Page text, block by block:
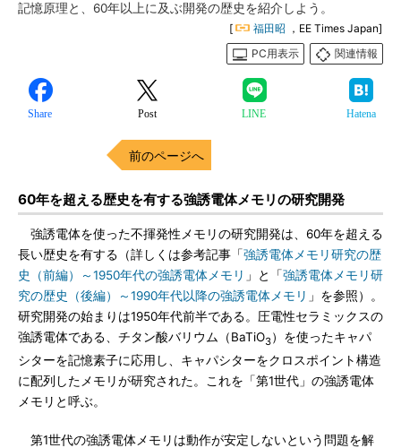
記憶原理と、60年以上に及ぶ開発の歴史を紹介しよう。
[ 福田昭 ，EE Times Japan]
PC用表示
関連情報
Share Post LINE Hatena
前のページへ
60年を超える歴史を有する強誘電体メモリの研究開発
強誘電体を使った不揮発性メモリの研究開発は、60年を超える
長い歴史を有する（詳しくは参考記事「強誘電体メモリ研究の歴
史（前編）～1950年代の強誘電体メモリ 」と「強誘電体メモリ研
究の歴史（後編）～1990年代以降の強誘電体メモリ 」を参照）。
研究開発の始まりは1950年代前半である。圧電性セラミックスの
強誘電体である、チタン酸バリウム（BaTiO3）を使ったキャパ
シターを記憶素子に応用し、キャパシターをクロスポイント構造
に配列したメモリが研究された。これを「第1世代」の強誘電体
メモリと呼ぶ。
第1世代の強誘電体メモリは動作が安定しないという問題を解